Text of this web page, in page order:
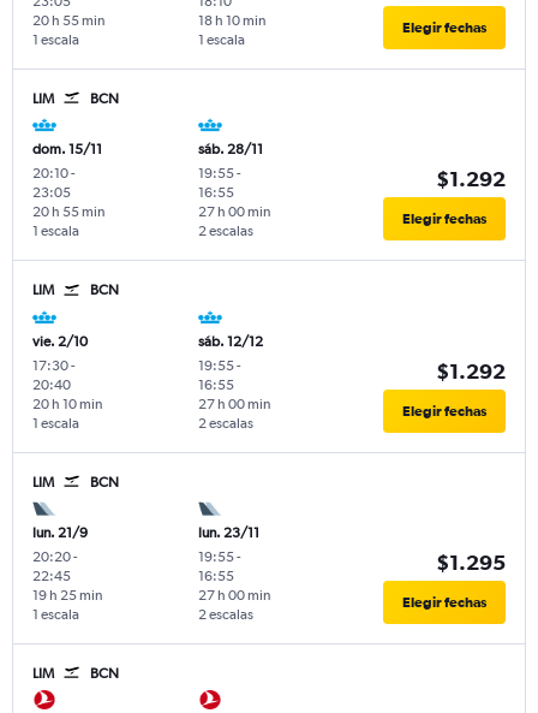
1 escala
20 h 55 min
1 escala
18 h 10 min Elegir fechas
LIM BCN
dom. 15/11
20:10-
23:05
1 escala
20 h 55 min
sáb. 28/11
19:55-
16:55
2 escalas
27 h 00 min
$1.292
Elegir fechas
LIM BCN
vie. 2/10
17:30-
20:40
1 escala
20 h 10 min
sáb. 12/12
19:55-
16:55
2 escalas
27 h 00 min
$1.292
Elegir fechas
LIM BCN
lun. 21/9
20:20-
22:45
1 escala
19 h 25 min
lun. 23/11
19:55-
16:55
2 escalas
27 h 00 min
$1.295
Elegir fechas
LIM BCN